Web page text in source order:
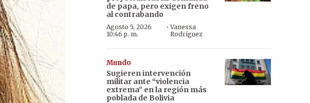
de papa, pero exigen freno
al contrabando
Agosto 5, 2026
10:46 p. m.
·Vanessa
Rodríguez
Mundo
Sugieren intervención
militar ante “violencia
extrema” en la región más
poblada de Bolivia